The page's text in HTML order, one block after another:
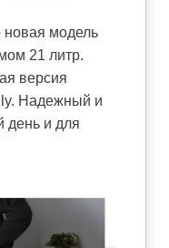
модель
21 литр.
версия
Надежный и
день и для